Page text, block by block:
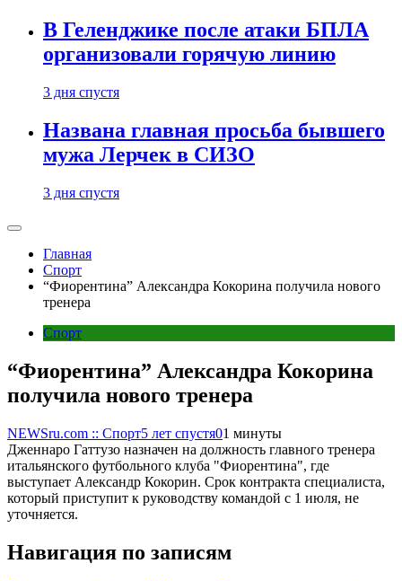
В Геленджике после атаки БПЛА
организовали горячую линию
3 дня спустя
Названа главная просьба бывшего
мужа Лерчек в СИЗО
3 дня спустя
Главная
Спорт
“Фиорентина” Александра Кокорина получила нового
тренера
Спорт
“Фиорентина” Александра Кокорина
получила нового тренера
NEWSru.com :: Спорт5 лет спустя01 минуты
Дженнаро Гаттузо назначен на должность главного тренера
итальянского футбольного клуба "Фиорентина", где
выступает Александр Кокорин. Срок контракта специалиста,
который приступит к руководству командой с 1 июля, не
уточняется.
Навигация по записям